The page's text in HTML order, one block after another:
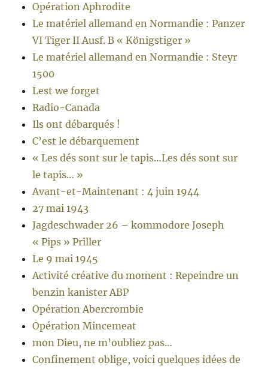
Opération Aphrodite
Le matériel allemand en Normandie : Panzer
VI Tiger II Ausf. B « Königstiger »
Le matériel allemand en Normandie : Steyr
1500
Lest we forget
Radio-Canada
Ils ont débarqués !
C’est le débarquement
« Les dés sont sur le tapis…Les dés sont sur
le tapis… »
Avant-et-Maintenant : 4 juin 1944
27 mai 1943
Jagdeschwader 26 – kommodore Joseph
« Pips » Priller
Le 9 mai 1945
Activité créative du moment : Repeindre un
benzin kanister ABP
Opération Abercrombie
Opération Mincemeat
mon Dieu, ne m’oubliez pas…
Confinement oblige, voici quelques idées de